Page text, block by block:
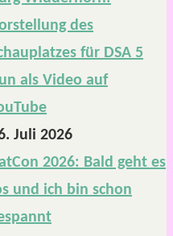
des
für DSA 5
als Video auf
Juli 2026
2026: Bald geht es
und ich bin schon